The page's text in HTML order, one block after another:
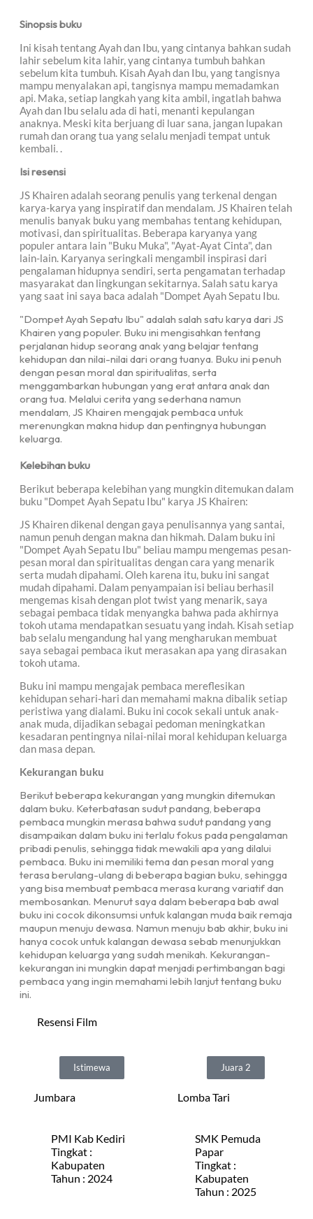
Sinopsis buku
Ini kisah tentang Ayah dan Ibu, yang cintanya bahkan sudah
lahir sebelum kita lahir, yang cintanya tumbuh bahkan
sebelum kita tumbuh. Kisah Ayah dan Ibu, yang tangisnya
mampu menyalakan api, tangisnya mampu memadamkan
api. Maka, setiap langkah yang kita ambil, ingatlah bahwa
Ayah dan Ibu selalu ada di hati, menanti kepulangan
anaknya. Meski kita berjuang di luar sana, jangan lupakan
rumah dan orang tua yang selalu menjadi tempat untuk
kembali. .
Isi resensi
JS Khairen adalah seorang penulis yang terkenal dengan
karya-karya yang inspiratif dan mendalam. JS Khairen telah
menulis banyak buku yang membahas tentang kehidupan,
motivasi, dan spiritualitas. Beberapa karyanya yang
populer antara lain "Buku Muka", "Ayat-Ayat Cinta", dan
lain-lain. Karyanya seringkali mengambil inspirasi dari
pengalaman hidupnya sendiri, serta pengamatan terhadap
masyarakat dan lingkungan sekitarnya. Salah satu karya
yang saat ini saya baca adalah "Dompet Ayah Sepatu Ibu.
"Dompet Ayah Sepatu Ibu" adalah salah satu karya dari JS
Khairen yang populer. Buku ini mengisahkan tentang
perjalanan hidup seorang anak yang belajar tentang
kehidupan dan nilai-nilai dari orang tuanya. Buku ini penuh
dengan pesan moral dan spiritualitas, serta
menggambarkan hubungan yang erat antara anak dan
orang tua. Melalui cerita yang sederhana namun
mendalam, JS Khairen mengajak pembaca untuk
merenungkan makna hidup dan pentingnya hubungan
keluarga.
Kelebihan buku
Berikut beberapa kelebihan yang mungkin ditemukan dalam
buku "Dompet Ayah Sepatu Ibu" karya JS Khairen:
JS Khairen dikenal dengan gaya penulisannya yang santai,
namun penuh dengan makna dan hikmah. Dalam buku ini
"Dompet Ayah Sepatu Ibu" beliau mampu mengemas pesan-
pesan moral dan spiritualitas dengan cara yang menarik
serta mudah dipahami. Oleh karena itu, buku ini sangat
mudah dipahami. Dalam penyampaian isi beliau berhasil
mengemas kisah dengan plot twist yang menarik, saya
sebagai pembaca tidak menyangka bahwa pada akhirnya
tokoh utama mendapatkan sesuatu yang indah. Kisah setiap
bab selalu mengandung hal yang mengharukan membuat
saya sebagai pembaca ikut merasakan apa yang dirasakan
tokoh utama.
Buku ini mampu mengajak pembaca mereflesikan
kehidupan sehari-hari dan memahami makna dibalik setiap
peristiwa yang dialami. Buku ini cocok sekali untuk anak-
anak muda, dijadikan sebagai pedoman meningkatkan
kesadaran pentingnya nilai-nilai moral kehidupan keluarga
dan masa depan.
Kekurangan buku
Berikut beberapa kekurangan yang mungkin ditemukan
dalam buku. Keterbatasan sudut pandang, beberapa
pembaca mungkin merasa bahwa sudut pandang yang
disampaikan dalam buku ini terlalu fokus pada pengalaman
pribadi penulis, sehingga tidak mewakili apa yang dilalui
pembaca. Buku ini memiliki tema dan pesan moral yang
terasa berulang-ulang di beberapa bagian buku, sehingga
yang bisa membuat pembaca merasa kurang variatif dan
membosankan. Menurut saya dalam beberapa bab awal
buku ini cocok dikonsumsi untuk kalangan muda baik remaja
maupun menuju dewasa. Namun menuju bab akhir, buku ini
hanya cocok untuk kalangan dewasa sebab menunjukkan
kehidupan keluarga yang sudah menikah. Kekurangan-
kekurangan ini mungkin dapat menjadi pertimbangan bagi
pembaca yang ingin memahami lebih lanjut tentang buku
ini.
Resensi Film
Istimewa
Jumbara
PMI Kab Kediri
Tingkat :
Kabupaten
Tahun : 2024
Juara 2
Lomba Tari
SMK Pemuda
Papar
Tingkat :
Kabupaten
Tahun : 2025